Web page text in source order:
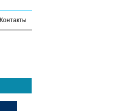
Контакты